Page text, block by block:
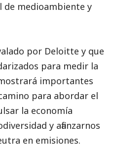
de medioambiente y
por Deloitte y que
para medir la
importantes
para abordar el
la economía
y afianzarnos
en emisiones.